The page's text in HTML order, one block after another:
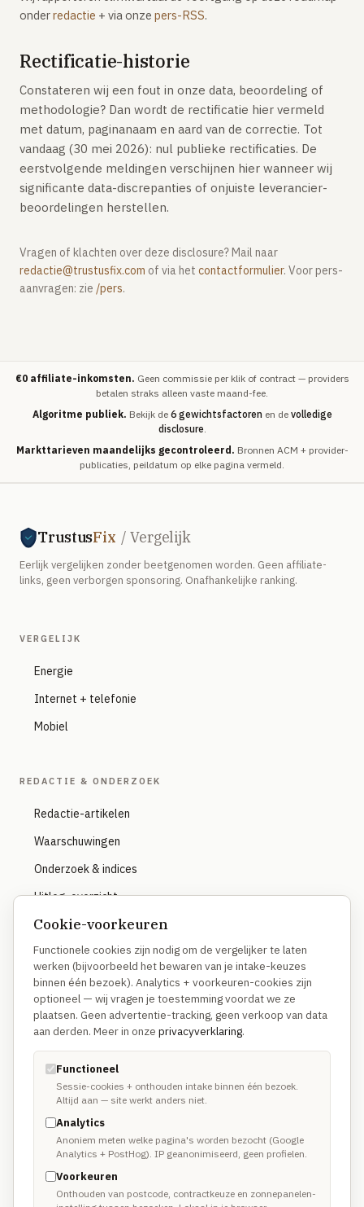
onderredactie + via onze pers-RSS.
Rectificatie-historie
Constateren wij een fout in onze data, beoordeling of
methodologie? Dan wordt de rectificatie hier vermeld
met datum, paginanaam en aard van de correctie. Tot
vandaag (30 mei 2026): nul publieke rectificaties. De
eerstvolgende meldingen verschijnen hier wanneer wij
significante data-discrepanties of onjuiste leverancier-
beoordelingen herstellen.
Vragen of klachten over deze disclosure? Mail naar
redactie@trustusfix.com of via het contactformulier. Voor pers-
aanvragen: zie /pers.
€0 affiliate-inkomsten. Geen commissie per klik of contract — providers
betalen straks alleen vaste maand-fee.
Algoritme publiek. Bekijk de 6 gewichtsfactoren en de volledige
disclosure.
Markttarieven maandelijks gecontroleerd. Bronnen ACM + provider-
publicaties, peildatum op elke pagina vermeld.
TrustusFix / Vergelijk
Eerlijk vergelijken zonder beetgenomen worden. Geen affiliate-
links, geen verborgen sponsoring. Onafhankelijke ranking.
VERGELIJK
Energie
Internet + telefonie
Mobiel
REDACTIE & ONDERZOEK
Redactie-artikelen
Waarschuwingen
Onderzoek & indices
Uitleg-overzicht
OVER
Hoe we vergelijken
Waarom anders
Methodologie
Disclosure
TRUSTUSFIX-NETWERK
TrustusFix · Vakmannen →
Oplichting melden
Cookie-voorkeuren
Functionele cookies zijn nodig om de vergelijker te laten
werken (bijvoorbeeld het bewaren van je intake-keuzes
binnen één bezoek). Analytics + voorkeuren-cookies zijn
optioneel — wij vragen je toestemming voordat we ze
plaatsen. Geen advertentie-tracking, geen verkoop van data
aan derden. Meer in onze privacyverklaring.
Functioneel
Sessie-cookies + onthouden intake binnen één bezoek.
Altijd aan — site werkt anders niet.
Analytics
Anoniem meten welke pagina's worden bezocht (Google
Analytics + PostHog). IP geanonimiseerd, geen profielen.
Voorkeuren
Onthouden van postcode, contractkeuze en zonnepanelen-